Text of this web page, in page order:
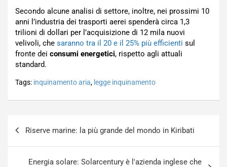
Secondo alcune analisi di settore, inoltre, nei prossimi 10
anni l’industria dei trasporti aerei spenderà circa 1,3
trilioni di dollari per l’acquisizione di 12 mila nuovi
velivoli, che saranno tra il 20 e il 25% più efficienti sul
fronte dei consumi energetici, rispetto agli attuali
standard.
Tags: inquinamento aria, legge inquinamento
Riserve marine: la più grande del mondo in Kiribati
Energia solare: Solarcentury è l'azienda inglese che